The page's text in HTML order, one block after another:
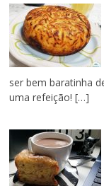
ser bem baratinha
uma refeição! […]